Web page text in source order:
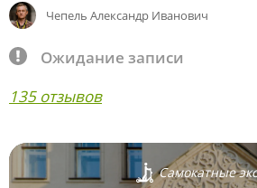
Чепель Александр Иванович
Ожидание записи
135 отзывов
Самокатные